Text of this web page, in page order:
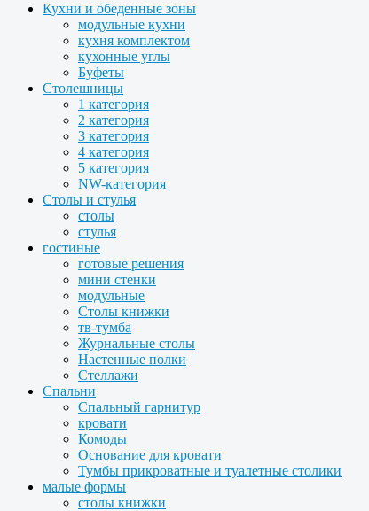
Кухни и обеденные зоны
модульные кухни
кухня комплектом
кухонные углы
Буфеты
Столешницы
1 категория
2 категория
3 категория
4 категория
5 категория
NW-категория
Столы и стулья
столы
стулья
гостиные
готовые решения
мини стенки
модульные
Столы книжки
тв-тумба
Журнальные столы
Настенные полки
Стеллажи
Спальни
Спальный гарнитур
кровати
Комоды
Основание для кровати
Тумбы прикроватные и туалетные столики
малые формы
столы книжки